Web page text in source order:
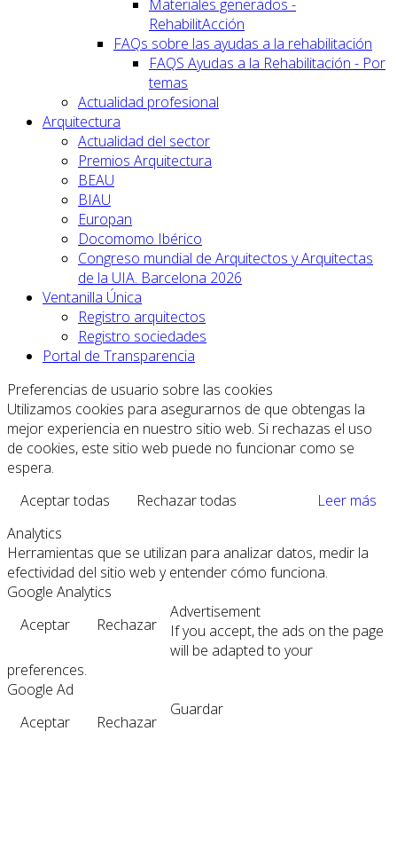
Materiales generados -
RehabilitAcción
FAQs sobre las ayudas a la rehabilitación
FAQS Ayudas a la Rehabilitación - Por
temas
Actualidad profesional
Arquitectura
Actualidad del sector
Premios Arquitectura
BEAU
BIAU
Europan
Docomomo Ibérico
Congreso mundial de Arquitectos y Arquitectas
de la UIA. Barcelona 2026
Ventanilla Única
Registro arquitectos
Registro sociedades
Portal de Transparencia
Preferencias de usuario sobre las cookies
Utilizamos cookies para asegurarnos de que obtengas la
mejor experiencia en nuestro sitio web. Si rechazas el uso
de cookies, este sitio web puede no funcionar como se
espera.
Aceptar todas
Rechazar todas
Leer más
Analytics
Herramientas que se utilizan para analizar datos, medir la
efectividad del sitio web y entender cómo funciona.
Google Analytics
Aceptar
Rechazar
Advertisement
If you accept, the ads on the page
will be adapted to your
preferences.
Google Ad
Aceptar
Rechazar
Guardar